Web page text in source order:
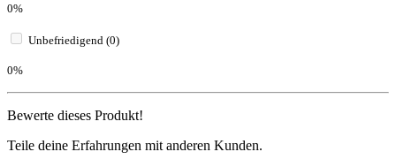
0%
Unbefriedigend (0)
0%
Bewerte dieses Produkt!
Teile deine Erfahrungen mit anderen Kunden.